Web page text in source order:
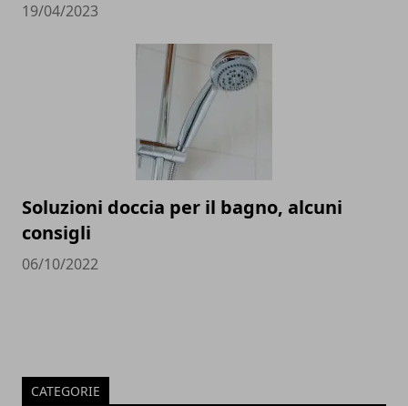
19/04/2023
Soluzioni doccia per il bagno, alcuni
consigli
06/10/2022
CATEGORIE